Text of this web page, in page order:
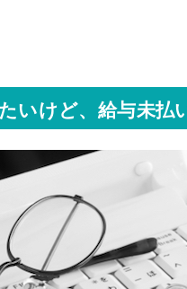
いけど、給与未払